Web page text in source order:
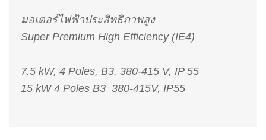
มอเตอร์ไฟฟ้าประสิทธิภาพสูง
Super Premium High Efficiency (IE4)
7.5 kW, 4 Poles, B3. 380-415 V, IP 55
15 kW 4 Poles B3 380-415V, IP55